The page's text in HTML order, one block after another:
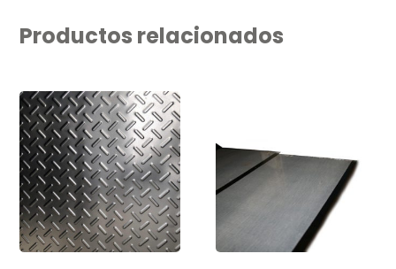
Productos relacionados